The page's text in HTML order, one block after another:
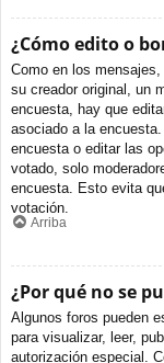
¿Cómo edito o
Como en los
su creador original, un
encuesta, hay que
asociado a la
encuesta o editar las
votado, solo
encuesta. Esto evita
votación.
Arriba
¿Por qué no se
Algunos foros pueden
para visualizar, leer,
autorización especial.